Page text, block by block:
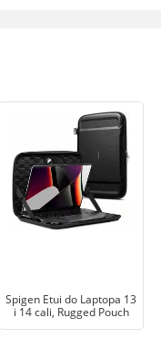
Spigen Etui do Laptopa 13
i 14 cali, Rugged Pouch